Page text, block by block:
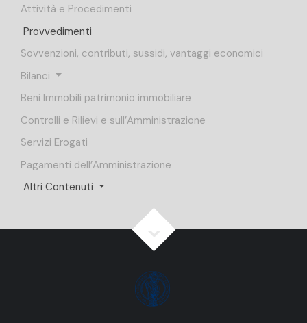
Attività e Procedimenti
Provvedimenti
Sovvenzioni, contributi, sussidi, vantaggi economici
Bilanci
Beni Immobili patrimonio immobiliare
Controlli e Rilievi e sull’Amministrazione
Servizi Erogati
Pagamenti dell’Amministrazione
Altri Contenuti